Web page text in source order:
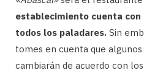
establecimiento cuenta
todos los paladares. Sin
tomes en cuenta que
cambiarán de acuerdo con